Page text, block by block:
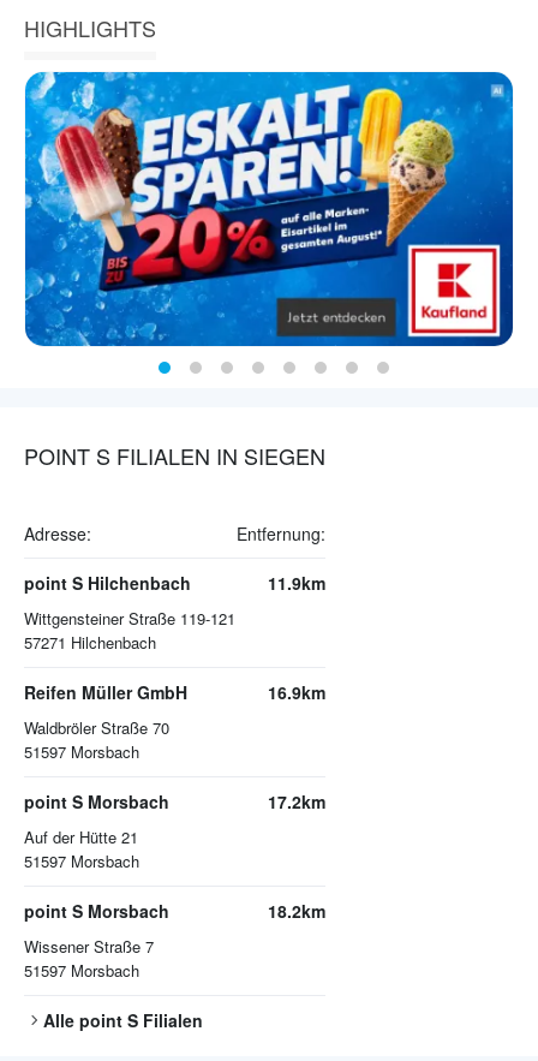
HIGHLIGHTS
POINT S FILIALEN IN SIEGEN
Adresse: Entfernung:
point S Hilchenbach
Wittgensteiner Straße 119-121
57271 Hilchenbach
11.9km
Reifen Müller GmbH
Waldbröler Straße 70
51597 Morsbach
16.9km
point S Morsbach
Auf der Hütte 21
51597 Morsbach
17.2km
point S Morsbach
Wissener Straße 7
51597 Morsbach
18.2km
Alle point S Filialen